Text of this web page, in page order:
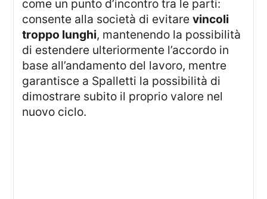
come un punto d’incontro tra le parti:
consente alla società di evitarevincoli
troppo lunghi, mantenendo la possibilità
di estendere ulteriormente l’accordo in
base all’andamento del lavoro, mentre
garantisce a Spalletti la possibilità di
dimostrare subito il proprio valore nel
nuovo ciclo.